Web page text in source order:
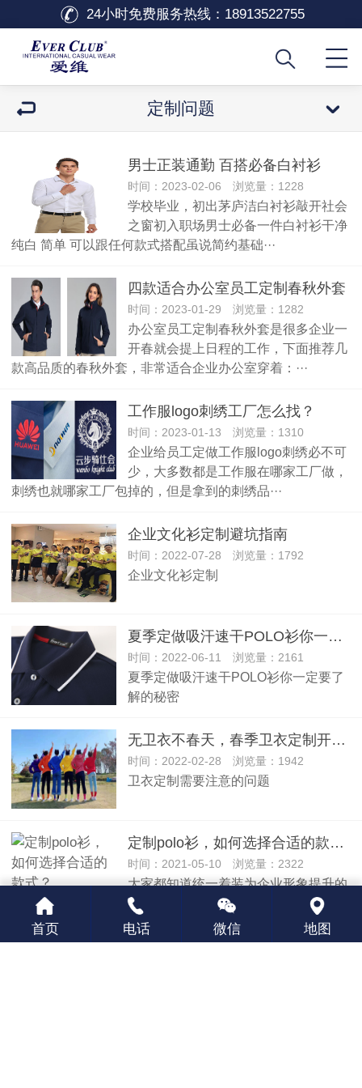
24小时免费服务热线： 18913522755
定制问题
男士正装通勤 百搭必备白衬衫
时间：2023-02-06 浏览量：1228
学校毕业，初出茅庐洁白衬衫敲开社会
之窗初入职场男士必备一件白衬衫干净
纯白 简单 可以跟任何款式搭配虽说简约基础···
四款适合办公室员工定制春秋外套
时间：2023-01-29 浏览量：1282
办公室员工定制春秋外套是很多企业一
开春就会提上日程的工作，下面推荐几
款高品质的春秋外套，非常适合企业办公室穿着：···
工作服logo刺绣工厂怎么找？
时间：2023-01-13 浏览量：1310
企业给员工定做工作服logo刺绣必不可
少，大多数都是工作服在哪家工厂做，
刺绣也就哪家工厂包掉的，但是拿到的刺绣品···
企业文化衫定制避坑指南
时间：2022-07-28 浏览量：1792
企业文化衫定制
夏季定做吸汗速干POLO衫你一定要了解的秘密
时间：2022-06-11 浏览量：2161
夏季定做吸汗速干POLO衫你一定要了
解的秘密
无卫衣不春天，春季卫衣定制开始走俏
时间：2022-02-28 浏览量：1942
卫衣定制需要注意的问题
定制polo衫，如何选择合适的款式？
时间：2021-05-10 浏览量：2322
大家都知道统一着装为企业形象提升的
步骤！这对于企业的文化的建设是很有
必要的，POLO衫有
首页 电话 微信 地图